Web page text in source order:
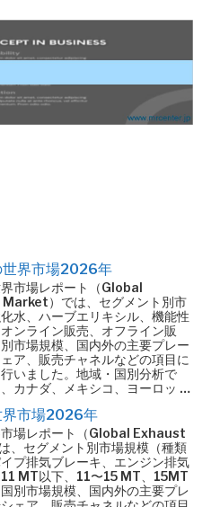
世界市場2026年
市場レポート（Global
）では、セグメント別市
水、ハーブエリキシル、機能性
ンライン販売、オフライン販
市場規模、国内外の主要プレー
ア、販売チャネルなどの項目に
いました。地域・国別分析で
カナダ、メキシコ、ヨーロッ …
界市場2026年
市場レポート（Global Exhaust
セグメント別市場規模（種類
プ排気ブレーキ、エンジン排気
MT以下、11〜15 MT、15MT
別市場規模、国内外の主要プレ